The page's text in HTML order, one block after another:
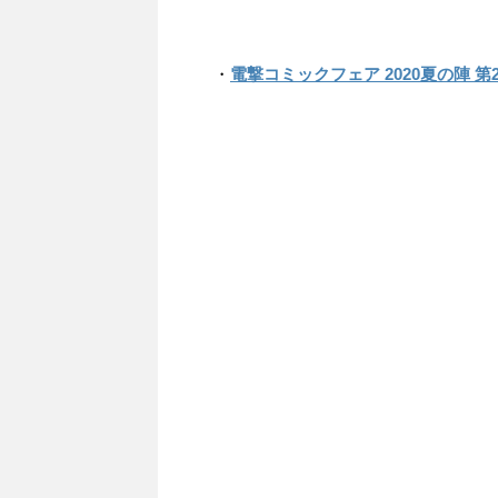
・ 電撃コミックフェア 2020夏の陣 第